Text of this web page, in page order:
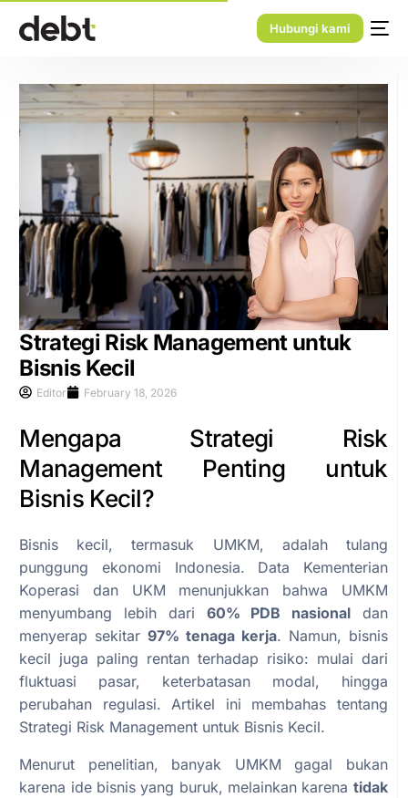
Hubungi kami
Strategi Risk Management untuk
Bisnis Kecil
Editor February 18, 2026
Mengapa Strategi Risk
Management Penting untuk
Bisnis Kecil?
Bisnis kecil, termasuk UMKM, adalah tulang
punggung ekonomi Indonesia. Data Kementerian
Koperasi dan UKM menunjukkan bahwa UMKM
menyumbang lebih dari 60% PDB nasional dan
menyerap sekitar97% tenaga kerja. Namun, bisnis
kecil juga paling rentan terhadap risiko: mulai dari
fluktuasi pasar, keterbatasan modal, hingga
perubahan regulasi. Artikel ini membahas tentang
Strategi Risk Management untuk Bisnis Kecil.
Menurut penelitian, banyak UMKM gagal bukan
karena ide bisnis yang buruk, melainkan karena tidak